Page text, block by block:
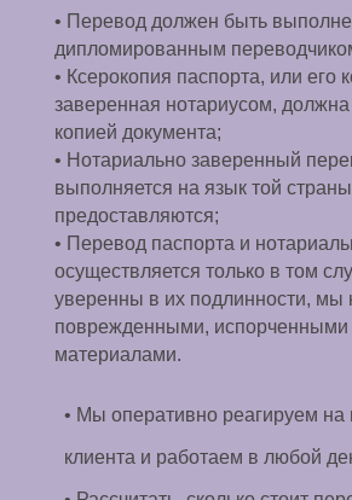
• Перевод должен быть
дипломированным
• Ксерокопия паспорта, или его
заверенная нотариусом,
копией документа;
• Нотариально заверенный
выполняется на язык той
предоставляются;
• Перевод паспорта и
осуществляется только в том
уверенны в их подлинности, мы
поврежденными, испорченными
материалами.
• Мы оперативно реагируем на
клиента и работаем в любой